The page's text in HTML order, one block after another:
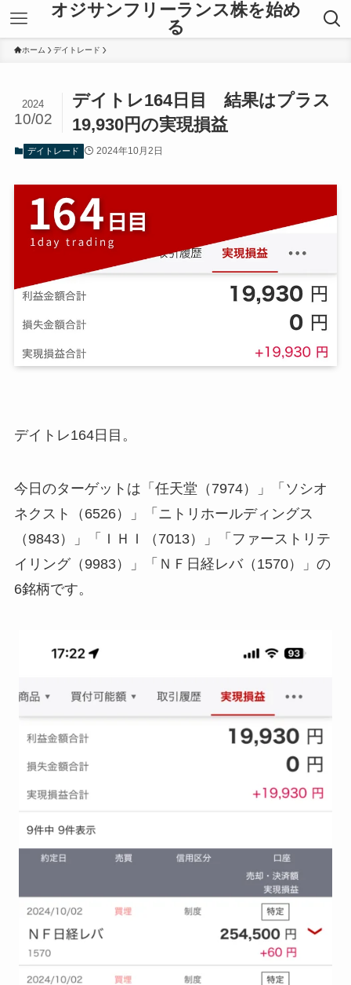
オジサンフリーランス株を始め
る
ホーム デイトレード
デイトレ164日目 結果はプラス
19,930円の実現損益
2024
10/02
デイトレード 2024年10月2日
デイトレ164日目。
今日のターゲットは「任天堂（7974）」「ソシオ
ネクスト（6526）」「ニトリホールディングス
（9843）」「ＩＨＩ（7013）」「ファーストリテ
イリング（9983）」「ＮＦ日経レバ（1570）」の
6銘柄です。